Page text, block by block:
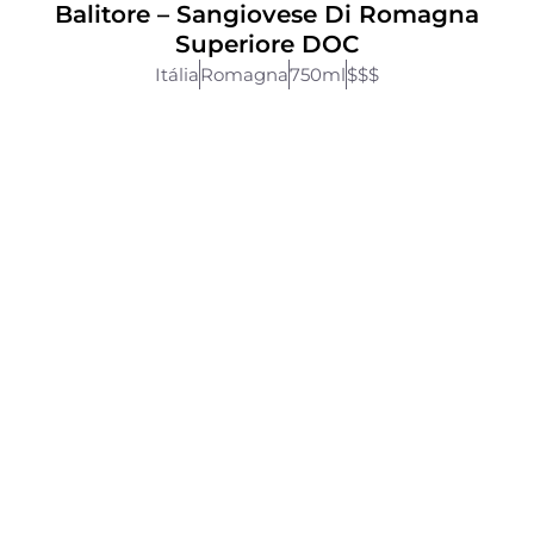
Balitore – Sangiovese Di Romagna
Superiore DOC
ItáliaRomagna750ml$$$